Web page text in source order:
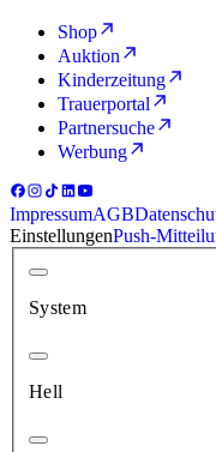
Shop
Auktion
Kinderzeitung
Trauerportal
Partnersuche
Werbung
ImpressumAGB
EinstellungenPush-
System
Hell